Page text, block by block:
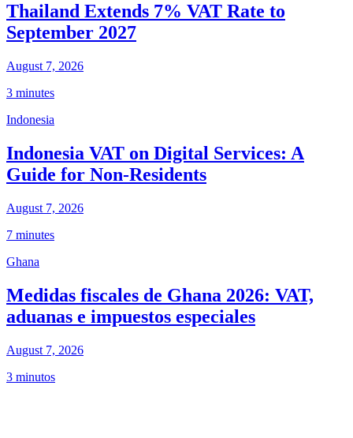
Thailand Extends 7% VAT Rate to
September 2027
August 7, 2026
3 minutes
Indonesia
Indonesia VAT on Digital Services: A
Guide for Non-Residents
August 7, 2026
7 minutes
Ghana
Medidas fiscales de Ghana 2026: VAT,
aduanas e impuestos especiales
August 7, 2026
3 minutos